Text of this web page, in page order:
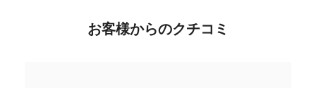
お客様からのクチコミ